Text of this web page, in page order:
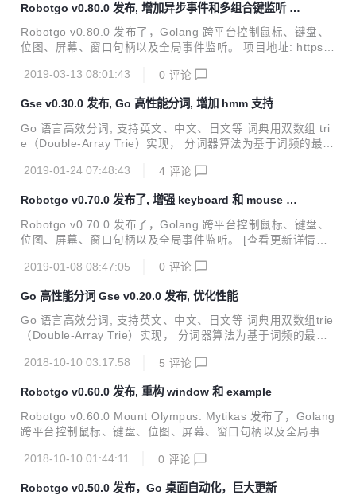
注，可运行 JSON RPC 服务。 项目地址: https://github.co
m/go-ego/gse Snake River Add [NEW] Add more common
APIs and more examples [NEW] Export seg.F...
Robotgo v0.80.0 发布, 增加异步事件和多组合键监听 ho
ok 支持
Robotgo v0.80.0 发布了，Golang 跨平台控制鼠标、键盘、
位图、屏幕、窗口句柄以及全局事件监听。 项目地址: https://
ess ctrl + shift + q ---") ok := robotgo.AddEvents("q", "ctrl",
a Add [NEW] Add asynchronous event support ...
2019-03-13 08:01:43 0 评论
Gse v0.30.0 发布, Go 高性能分词, 增加 hmm 支持
Go 语言高效分词, 支持英文、中文、日文等 词典用双数组 tri
e（Double-Array Trie）实现， 分词器算法为基于词频的最短
erbi) 算法分词, 新增 API 基本和结巴分词保持一致. 支持普
式，支持用户词典、词性标注，可运行JSON RPC服务。 更
新详情和项目地址: gse package mainimport ( "fmt" "gi
thub.com/go-ego/gse") func main() { var se...
2019-01-24 07:48:43 4 评论
Robotgo v0.70.0 发布了, 增强 keyboard 和 mouse 操
作
Robotgo v0.70.0 发布了，Golang 跨平台控制鼠标、键盘、
位图、屏幕、窗口句柄以及全局事件监听。 [查看更新详情和
oard use sendInput not keybd_event - [NEW] Update mou
se other button support - [NEW] Add more numpad key su
pport - [NEW] Add numpad...
2019-01-08 08:47:05 0 评论
Go 高性能分词 Gse v0.20.0 发布, 优化性能
Go 语言高效分词, 支持英文、中文、日文等 词典用双数组trie
（Double-Array Trie）实现， 分词器算法为基于词频的最短
户词典、词性标注，可运行JSON RPC服务。 更新详情地址 p
) func main() { var seg gse.Segmenter seg.LoadDict
("zh,testdata/test_dict.txt,testdata/test_dict1.t...
2018-10-10 03:17:58 5 评论
Robotgo v0.60.0 发布, 重构 window 和 example
Robotgo v0.60.0 Mount Olympus: Mytikas 发布了，Golang
跨平台控制鼠标、键盘、位图、屏幕、窗口句柄以及全局事件
support (add getclient and getframe C_func) [NEW] Add G
() func allow by pid [NEW] Refactoring CloseWindow() allo
2018-10-10 01:44:11 0 评论
Robotgo v0.50.0 发布，Go 桌面自动化，巨大更新